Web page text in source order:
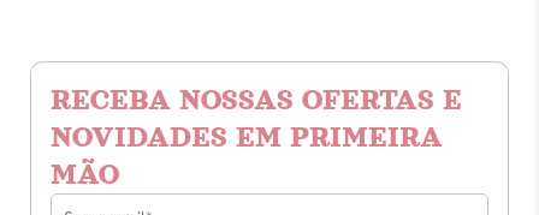
RECEBA NOSSAS OFERTAS E
NOVIDADES EM PRIMEIRA
MÃO